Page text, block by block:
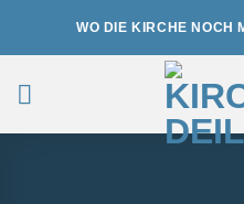
WO DIE KIRCHE NOCH